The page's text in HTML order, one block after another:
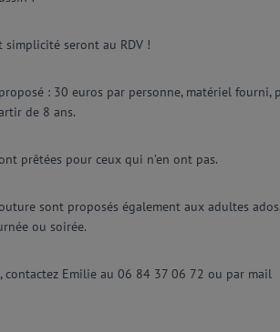
seront au RDV !
: 30 euros par personne, matériel fourni,
de 8 ans.
prêtées pour ceux qui n’en ont pas.
sont proposés également aux adultes
ou soirée.
contactez Emilie au 06 84 37 06 72 ou par mail